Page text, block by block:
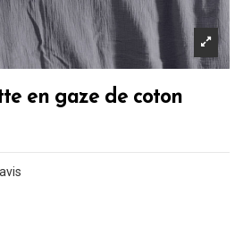
en gaze de coton
avis